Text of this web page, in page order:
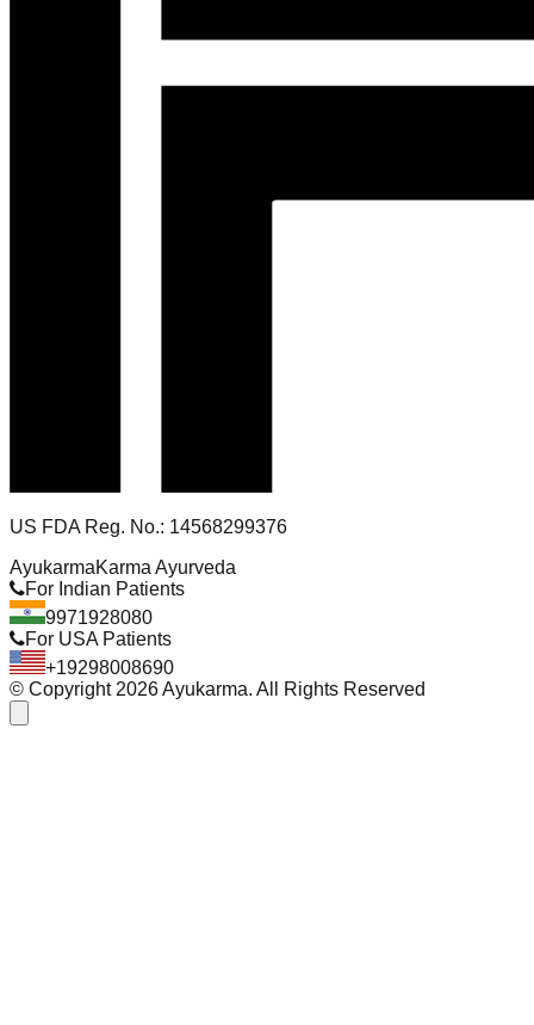
US FDA Reg. No.: 14568299376
AyukarmaKarma Ayurveda
For Indian Patients
9971928080
For USA Patients
+19298008690
© Copyright 2026Ayukarma. All Rights Reserved